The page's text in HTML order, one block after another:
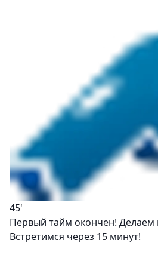
45'
Первый тайм окончен! Делаем
Встретимся через 15 минут!